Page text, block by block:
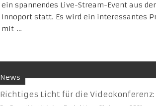
ein spannendes Live-Stream-Event aus
Innoport statt. Es wird ein interessantes
mit …
News
Richtiges Licht für die